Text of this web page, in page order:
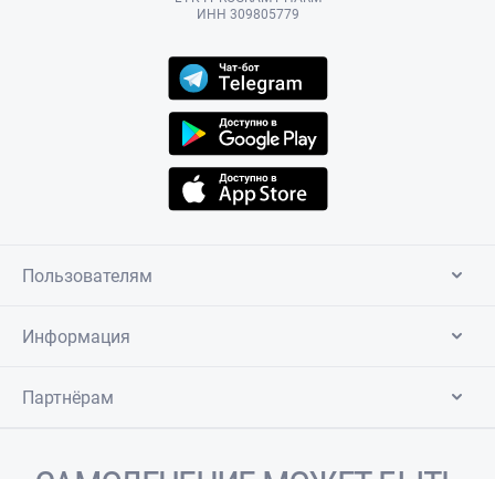
ИНН 309805779
Пользователям
Информация
Партнёрам